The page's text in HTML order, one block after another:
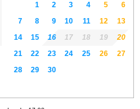
1 2 3 4 5
6
7
8 9 10 11 12
13
14
15 16 17 18 19
20
21
22 23 24 25 26
27
28
29 30